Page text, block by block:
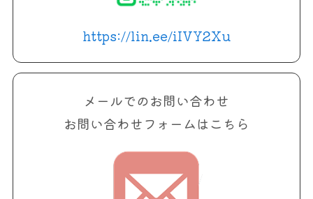
https://lin.ee/iIVY2Xu
メールでのお問い合わせ
お問い合わせフォームはこちら